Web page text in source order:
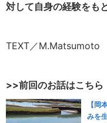
対して自身の経験をも
TEXT／M.Matsumoto
>>前回のお話はこちら
【
みを